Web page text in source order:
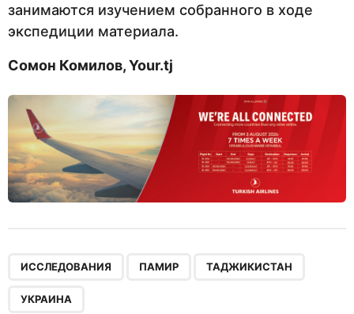
занимаются изучением собранного в ходе
экспедиции материала.
Сомон Комилов,Your.tj
ИССЛЕДОВАНИЯ ПАМИР ТАДЖИКИСТАН
УКРАИНА